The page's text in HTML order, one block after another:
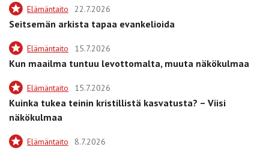
Elämäntaito 22.7.2026
Seitsemän arkista tapaa evankelioida
Elämäntaito 15.7.2026
Kun maailma tuntuu levottomalta, muuta näkökulmaa
Elämäntaito 15.7.2026
Kuinka tukea teinin kristillistä kasvatusta? – Viisi
näkökulmaa
Elämäntaito 8.7.2026